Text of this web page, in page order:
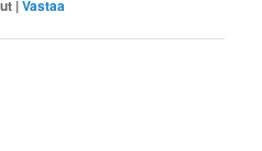
|Vastaa